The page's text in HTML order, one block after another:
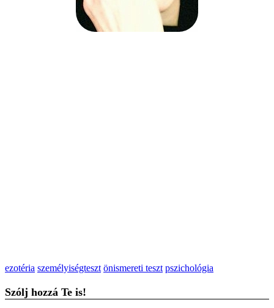
ezotéria személyiségteszt önismereti teszt pszichológia
Szólj hozzá Te is!